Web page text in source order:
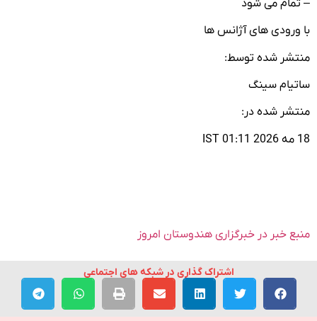
– تمام می شود
با ورودی های آژانس ها
منتشر شده توسط:
ساتیام سینگ
منتشر شده در:
18 مه 2026 01:11 IST
منبع خبر در خبرگزاری هندوستان امروز
اشتراک گذاری در شبکه های اجتماعی